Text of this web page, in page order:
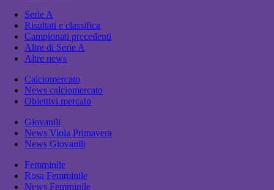
Serie A
Risultati e classifica
Campionati precedenti
Altre di Serie A
Altre news
Calciomercato
News calciomercato
Obiettivi mercato
Giovanili
News Viola Primavera
News Giovanili
Femminile
Rosa Femminile
News Femminile